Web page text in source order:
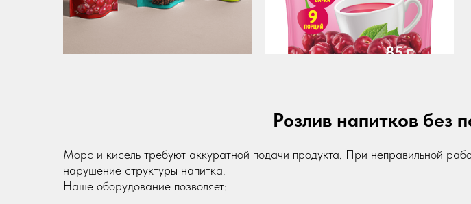
Розлив напитков без
Морс и кисель требуют аккуратной подачи продукта. При неправильной
нарушение структуры напитка.
Наше оборудование позволяет: